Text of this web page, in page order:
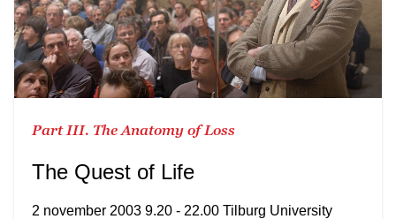
Part III. The Anatomy of Loss
The Quest of Life
2 november 2003 9.20 - 22.00 Tilburg University